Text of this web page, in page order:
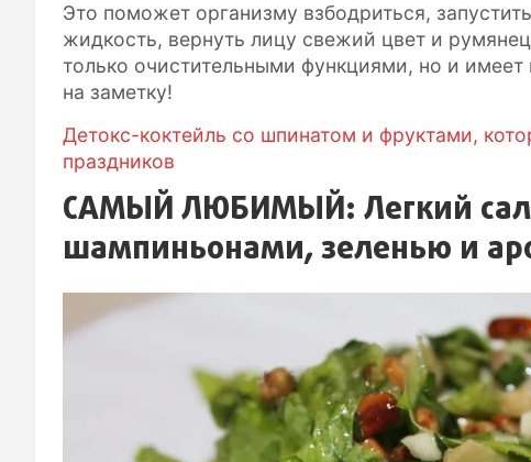
Это поможет организму взбодриться,
жидкость, вернуть лицу свежий цвет и
только очистительными функциями, но и имеет
на заметку!
Детокс-коктейль со шпинатом и фруктами,
праздников
САМЫЙ ЛЮБИМЫЙ: Легкий
шампиньонами, зеленью и